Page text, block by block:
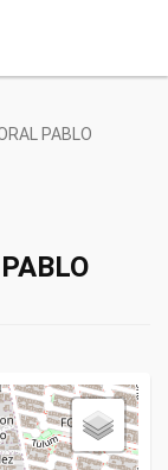
PABLO